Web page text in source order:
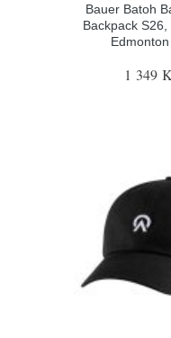
Bauer Batoh
Backpack S26,
1 349